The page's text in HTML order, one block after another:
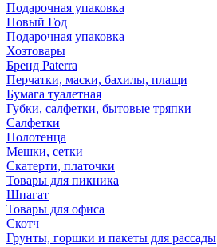
Подарочная упаковка
Новый Год
Подарочная упаковка
Хозтовары
Бренд Paterra
Перчатки, маски, бахилы, плащи
Бумага туалетная
Губки, салфетки, бытовые тряпки
Салфетки
Полотенца
Мешки, сетки
Скатерти, платочки
Товары для пикника
Шпагат
Товары для офиса
Скотч
Грунты, горшки и пакеты для рассады